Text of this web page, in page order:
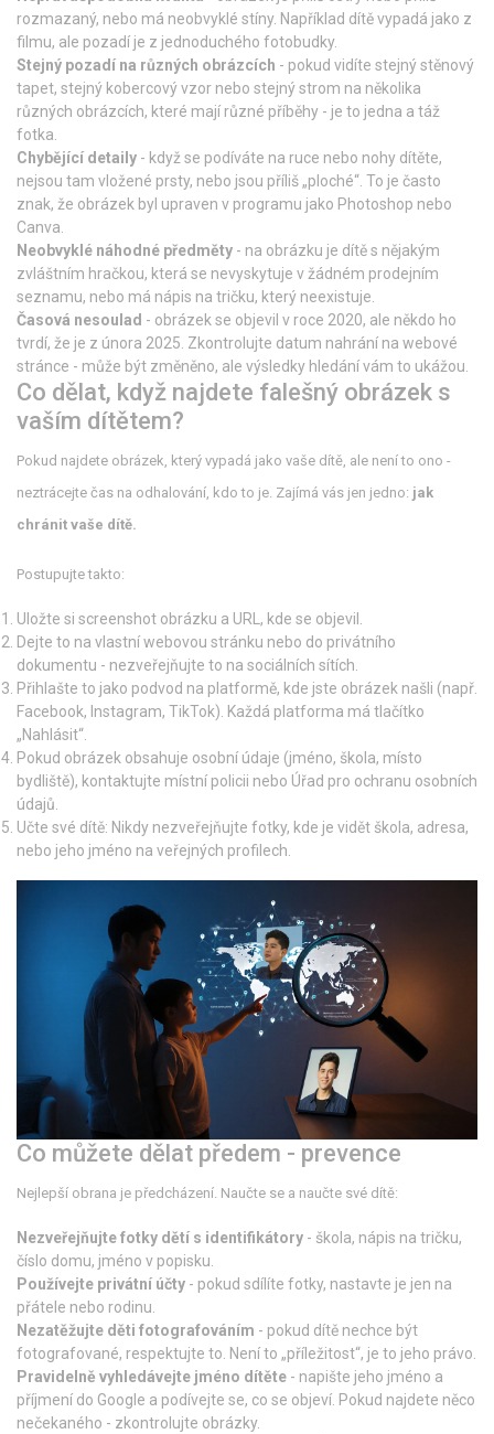
rozmazaný, nebo má neobvyklé stíny. Například dítě vypadá jako z
filmu, ale pozadí je z jednoduchého fotobudky.
Stejný pozadí na různých obrázcích - pokud vidíte stejný stěnový
tapet, stejný kobercový vzor nebo stejný strom na několika
různých obrázcích, které mají různé příběhy - je to jedna a táž
fotka.
Chybějící detaily - když se podíváte na ruce nebo nohy dítěte,
nejsou tam vložené prsty, nebo jsou příliš „ploché“. To je často
znak, že obrázek byl upraven v programu jako Photoshop nebo
Canva.
Neobvyklé náhodné předměty - na obrázku je dítě s nějakým
zvláštním hračkou, která se nevyskytuje v žádném prodejním
seznamu, nebo má nápis na tričku, který neexistuje.
Časová nesoulad - obrázek se objevil v roce 2020, ale někdo ho
tvrdí, že je z února 2025. Zkontrolujte datum nahrání na webové
stránce - může být změněno, ale výsledky hledání vám to ukážou.
Co dělat, když najdete falešný obrázek s
vaším dítětem?
Pokud najdete obrázek, který vypadá jako vaše dítě, ale není to ono -
neztrácejte čas na odhalování, kdo to je. Zajímá vás jen jedno: jak
chránit vaše dítě.
Postupujte takto:
Uložte si screenshot obrázku a URL, kde se objevil.
Dejte to na vlastní webovou stránku nebo do privátního
dokumentu - nezveřejňujte to na sociálních sítích.
Přihlašte to jako podvod na platformě, kde jste obrázek našli (např.
Facebook, Instagram, TikTok). Každá platforma má tlačítko
„Nahlásit“.
Pokud obrázek obsahuje osobní údaje (jméno, škola, místo
bydliště), kontaktujte místní policii nebo Úřad pro ochranu osobních
údajů.
Učte své dítě: Nikdy nezveřejňujte fotky, kde je vidět škola, adresa,
nebo jeho jméno na veřejných profilech.
Co můžete dělat předem - prevence
Nejlepší obrana je předcházení. Naučte se a naučte své dítě:
Nezveřejňujte fotky dětí s identifikátory - škola, nápis na tričku,
číslo domu, jméno v popisku.
Používejte privátní účty - pokud sdílíte fotky, nastavte je jen na
přátele nebo rodinu.
Nezatěžujte děti fotografováním - pokud dítě nechce být
fotografované, respektujte to. Není to „příležitost“, je to jeho právo.
Pravidelně vyhledávejte jméno dítěte - napište jeho jméno a
příjmení do Google a podívejte se, co se objeví. Pokud najdete něco
nečekaného - zkontrolujte obrázky.